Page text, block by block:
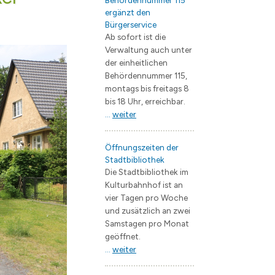
Jugendarbeit / Streetwork
Hohen Neuendorf
Borgsdorf
Bergfelde
/ Geoportal
Bergerac
Fürstenau
Janów Podlaski
Müllheim im Markgräflerland
Lärmaktionsplan
Entwicklungskonzepte
Forschungsprojekt KWP
Quartierskonzept
EB Wohnungswirtschaft
Starkregengefährdungskarte
Branchenverzeichnis
Wirtschaftsförderung
ergänzt den
Bürgerservice
Ab sofort ist die
Verwaltung auch unter
der einheitlichen
Behördennummer 115,
montags bis freitags 8
bis 18 Uhr, erreichbar.
weiter
Öffnungszeiten der
Stadtbibliothek
Die Stadtbibliothek im
Kulturbahnhof ist an
vier Tagen pro Woche
und zusätzlich an zwei
Samstagen pro Monat
geöffnet.
weiter